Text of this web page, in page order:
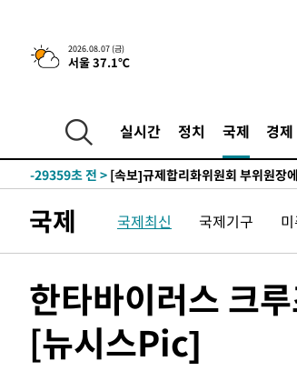
2026.08.07 (금)
서울 37.1℃
실시간 정치 국제 경제
-2438초 전 >이란, 호르무즈서 "적국 목표물들"과
례 큰 폭발음
-31493초 전 > [속보]종합특검, '계엄 수용공간 확
-30337초 전 >
11시간 압수수색에 성접대 파문까
-29359초 전 >
병태 후임
-25717초 전 > [속보]국힘 윤리위, '돌려차기 발언'
25.3%↑
-18202초 전 > [속보]'채상병 순직 책임' 임성근, 항
-18068초 전 >[속보]종합특검, '관저이전 봐주기
-13918초 전 > [속보]'300억원대 사기 혐의' 차가
-13112초 전 >
"미 전국적 살모네라 식중독 원인
-11625초 전 >[속보]경찰·노동부, HL만도 평택사
국제 국제최신 국제기구
한타바이러스 크
[뉴시스Pic]